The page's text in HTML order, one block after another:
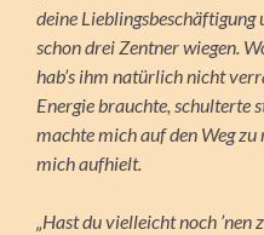
deine Lieblingsbeschäftigung
schon drei Zentner wiegen.
hab’s ihm natürlich nicht
Energie brauchte, schulterte
machte mich auf den Weg
mich aufhielt.
„Hast du vielleicht noch